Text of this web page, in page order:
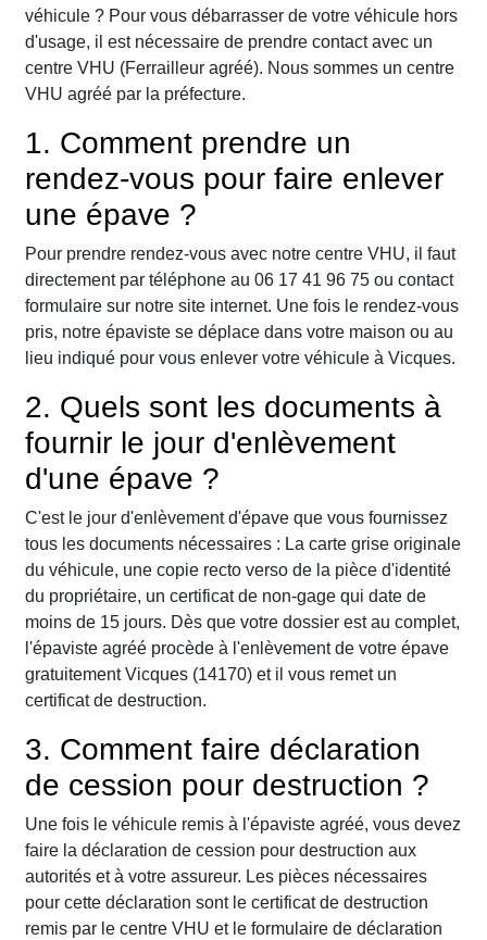
véhicule ? Pour vous débarrasser de votre véhicule hors
d'usage, il est nécessaire de prendre contact avec un
centre VHU (Ferrailleur agréé). Nous sommes un centre
VHU agréé par la préfecture.
1. Comment prendre un
rendez-vous pour faire enlever
une épave ?
Pour prendre rendez-vous avec notre centre VHU, il faut
directement par téléphone au 06 17 41 96 75 ou contact
formulaire sur notre site internet. Une fois le rendez-vous
pris, notre épaviste se déplace dans votre maison ou au
lieu indiqué pour vous enlever votre véhicule à Vicques.
2. Quels sont les documents à
fournir le jour d'enlèvement
d'une épave ?
C'est le jour d'enlèvement d'épave que vous fournissez
tous les documents nécessaires : La carte grise originale
du véhicule, une copie recto verso de la pièce d'identité
du propriétaire, un certificat de non-gage qui date de
moins de 15 jours. Dès que votre dossier est au complet,
l'épaviste agréé procède à l'enlèvement de votre épave
gratuitement Vicques (14170) et il vous remet un
certificat de destruction.
3. Comment faire déclaration
de cession pour destruction ?
Une fois le véhicule remis à l'épaviste agréé, vous devez
faire la déclaration de cession pour destruction aux
autorités et à votre assureur. Les pièces nécessaires
pour cette déclaration sont le certificat de destruction
remis par le centre VHU et le formulaire de déclaration